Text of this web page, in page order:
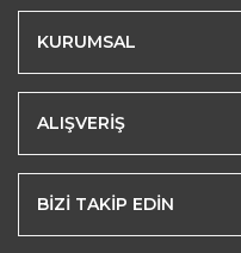
KURUMSAL
ALIŞVERİŞ
BİZİ TAKİP EDİN